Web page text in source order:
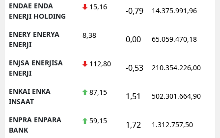
ENDAE ENDA
ENERJI HOLDING
15,16 -0,79 14.375.991,96
ENERY ENERYA
ENERJI
8,38 0,00 65.059.470,18
ENJSA ENERJISA
ENERJI
112,80 -0,53 210.354.226,00
ENKAI ENKA
INSAAT
87,15 1,51 502.301.664,90
ENPRA ENPARA
BANK
59,15 1,72 1.312.757,50